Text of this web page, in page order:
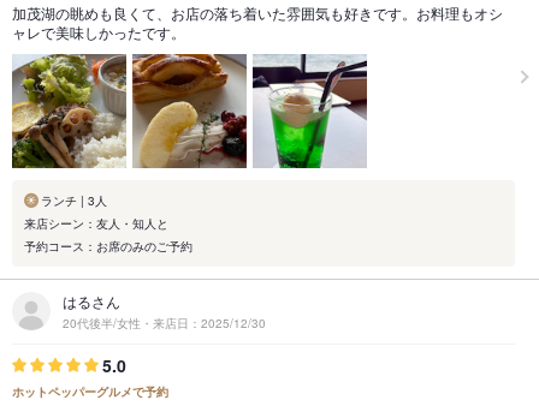
加茂湖の眺めも良くて、お店の落ち着いた雰囲気も好きです。お料理もオシ
ャレで美味しかったです。
ランチ | 3人
来店シーン：友人・知人と
予約コース：お席のみのご予約
はるさん
20代後半/女性・来店日：2025/12/30
5.0
ホットペッパーグルメで予約